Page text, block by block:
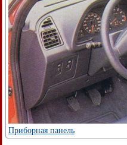
Приборная панель